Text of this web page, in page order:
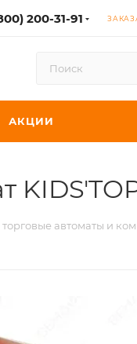
200-31-91
АКЦИИ
автоматы и